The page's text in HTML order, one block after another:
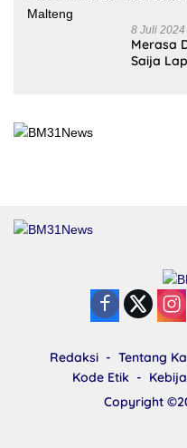
8 Juli 2024
Merasa
Saija
Redaksi Tentang
Kode Etik
Copyright